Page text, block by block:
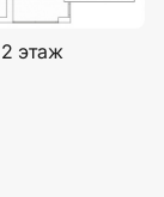
2 этаж